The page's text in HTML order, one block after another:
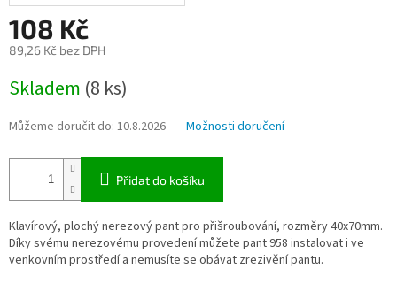
108 Kč
89,26 Kč bez DPH
cena:
Skladem (8 ks)
Můžeme doručit do: 10.8.2026 Možnosti doručení
Přidat do košíku
Klavírový, plochý nerezový pant pro přišroubování, rozměry 40x70mm.
Díky svému nerezovému provedení můžete pant 958 instalovat i ve
venkovním prostředí a nemusíte se obávat zrezivění pantu.